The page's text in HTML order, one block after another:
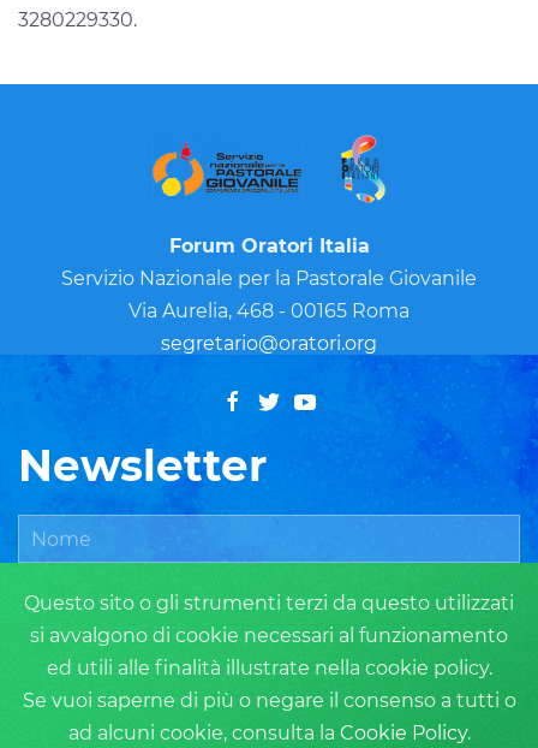
Questo sito o gli strumenti terzi da questo utilizzati
si avvalgono di cookie necessari al funzionamento
ed utili alle finalità illustrate nella cookie policy.
Se vuoi saperne di più o negare il consenso a tutti o
ad alcuni cookie, consulta la Cookie Policy.
3280229330.
Forum Oratori Italia
Servizio Nazionale per la Pastorale Giovanile
Via Aurelia, 468 - 00165 Roma
segretario@oratori.org
Newsletter